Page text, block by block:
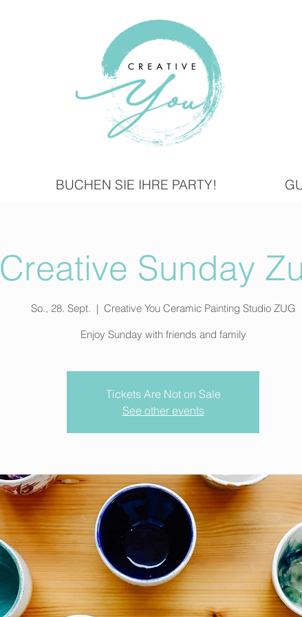
BUCHEN SIE IHRE PARTY!
Creative Sunday
So., 28. Sept.
  |
Creative You Ceramic Painting Studio ZUG
Enjoy Sunday with friends and family
Tickets Are Not on Sale
See other events